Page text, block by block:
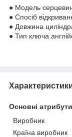
● Модель
● Спосіб
● Довжина
● Тип ключа
Основні атрибути
Виробник
Країна виробник